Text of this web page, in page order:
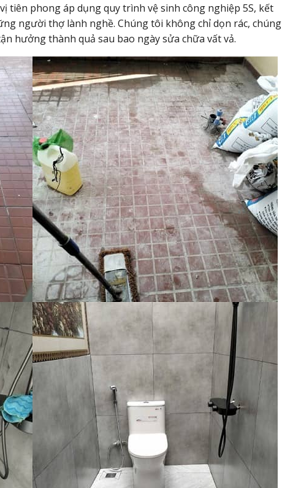
tiên phong áp dụng quy trình vệ sinh công nghiệp 5S, kết
người thợ lành nghề. Chúng tôi không chỉ dọn rác, chúng
hưởng thành quả sau bao ngày sửa chữa vất vả.